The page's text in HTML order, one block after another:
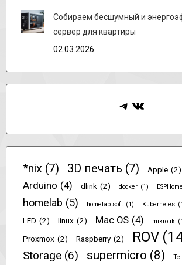
Собираем бесшумный и
сервер для квартиры
02.03.2026
Telegram
*nix (7) 3D печать (7) Apple (2)
Arduino (4) dlink (2) docker (1) ESPHome
homelab (5) homelab soft (1) Kubernetes
LED (2) linux (2) Mac OS (4) mikrotik
Proxmox (2) Raspberry (2) ROV
Storage (6) supermicro (8)